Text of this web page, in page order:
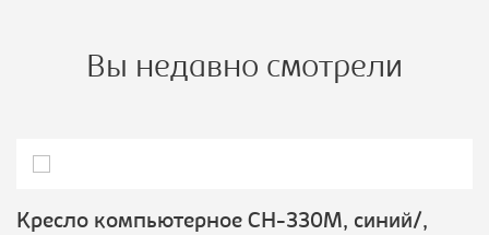
Вы недавно смотрели
Кресло компьютерное CH-330M, синий/,